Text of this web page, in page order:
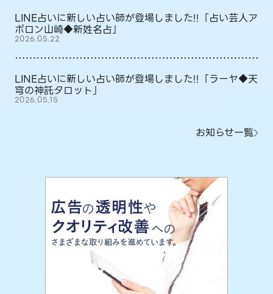
LINE占いに新しい占い師が登場しました!!「占い芸人ア
ポロン山崎◆新姓名占」
2026.05.22
LINE占いに新しい占い師が登場しました!!「ラーヤ◆天
穹の神託タロット」
2026.05.15
お知らせ一覧